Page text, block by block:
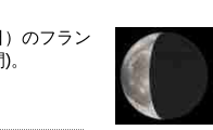
のフラン